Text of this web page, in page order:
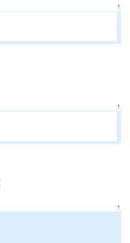
↑
↑
↑